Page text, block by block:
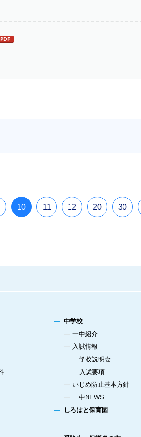
10 11 12 20 30
中学校
一中紹介
入試情報
学校説明会
入試要項
いじめ防止基本方針
一中NEWS
しろはと保育園